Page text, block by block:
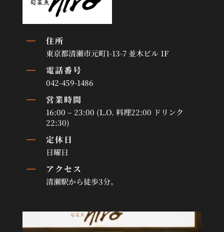
K 住所
東京都清瀬市元町1-13-7 並木ビル 1F
K 電話番号
042-459-1486
K 営業時間
16:00 – 23:00 (L.O. 料理22:00 ドリンク
22:30)
K 定休日
日曜日
K アクセス
清瀬駅から徒歩3分。